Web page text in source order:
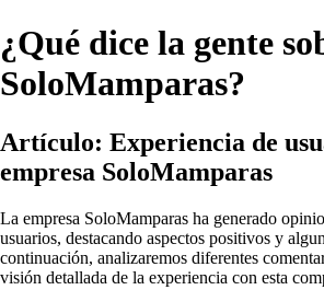
¿Qué dice la gente
SoloMamparas?
Artículo: Experiencia de
empresa SoloMamparas
La empresa SoloMamparas ha generado
usuarios, destacando aspectos positivos y
continuación, analizaremos diferentes
visión detallada de la experiencia con esta